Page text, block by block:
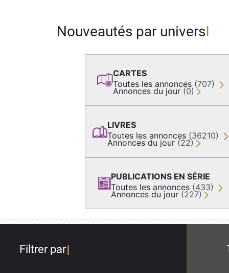
Nouveautés par univers
CARTES
Toutes les annonces (707)
Annonces du jour (0)
LIVRES
Toutes les annonces (36210)
Annonces du jour (22)
PUBLICATIONS EN SÉRIE
Toutes les annonces (433)
Annonces du jour (227)
Filtrer par